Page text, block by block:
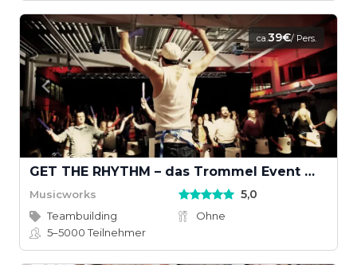
ca.39€/ Pers.
GET THE RHYTHM – das Trommel Event mit Groove
Musicworks 5,0
Teambuilding
Ohne
5–5000Teilnehmer